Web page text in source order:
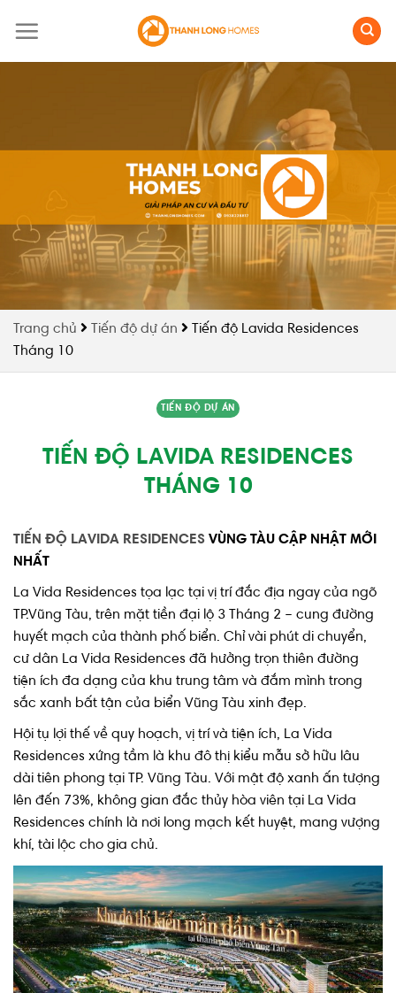
Trang chủ Tiến độ dự án
Tiến độ Lavida Residences
Tháng 10
TIẾN ĐỘ DỰ ÁN
TIẾN ĐỘ LAVIDA RESIDENCES
THÁNG 10
TIẾN ĐỘ LAVIDA RESIDENCES VÙNG TÀU CẬP NHẬT MỚI
NHẤT
La Vida Residences tọa lạc tại vị trí đắc địa ngay của ngõ
TP.Vũng Tàu, trên mặt tiền đại lộ 3 Tháng 2 – cung đường
huyết mạch của thành phố biển. Chỉ vài phút di chuyển,
cư dân La Vida Residences đã hưởng trọn thiên đường
tiện ích đa dạng của khu trung tâm và đắm mình trong
sắc xanh bất tận của biển Vũng Tàu xinh đẹp.
Hội tụ lợi thế về quy hoạch, vị trí và tiện ích, La Vida
Residences xứng tầm là khu đô thị kiểu mẫu sở hữu lâu
dài tiên phong tại TP. Vũng Tàu. Với mật độ xanh ấn tượng
lên đến 73%, không gian đắc thủy hòa viên tại La Vida
Residences chính là nơi long mạch kết huyệt, mang vượng
khí, tài lộc cho gia chủ.